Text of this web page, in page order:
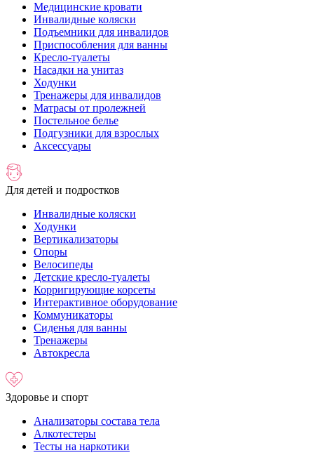
Медицинские кровати
Инвалидные коляски
Подъемники для инвалидов
Приспособления для ванны
Кресло-туалеты
Насадки на унитаз
Ходунки
Тренажеры для инвалидов
Матрасы от пролежней
Постельное белье
Подгузники для взрослых
Аксессуары
Для детей и подростков
Инвалидные коляски
Ходунки
Вертикализаторы
Опоры
Велосипеды
Детские кресло-туалеты
Корригирующие корсеты
Интерактивное оборудование
Коммуникаторы
Сиденья для ванны
Тренажеры
Автокресла
Здоровье и спорт
Анализаторы состава тела
Алкотестеры
Тесты на наркотики